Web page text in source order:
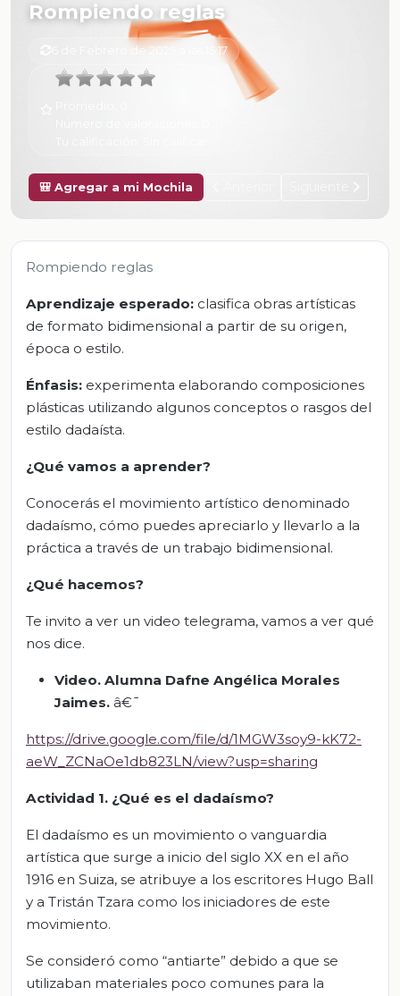
Rompiendo reglas
6 de Febrero de 2025 a las 15:17
🎒 Agregar a mi Mochila
Rompiendo reglas
Aprendizaje esperado: clasifica obras artísticas
de formato bidimensional a partir de su origen,
época o estilo.
Énfasis: experimenta elaborando composiciones
plásticas utilizando algunos conceptos o rasgos del
estilo dadaísta.
¿Qué vamos a aprender?
Conocerás el movimiento artístico denominado
dadaísmo, cómo puedes apreciarlo y llevarlo a la
práctica a través de un trabajo bidimensional.
¿Qué hacemos?
Te invito a ver un video telegrama, vamos a ver qué
nos dice.
Video. Alumna Dafne Angélica Morales
Jaimes. â€¯
https://drive.google.com/file/d/1MGW3soy9-kK72-
aeW_ZCNaOe1db823LN/view?usp=sharing
Actividad 1. ¿Qué es el dadaísmo?
El dadaísmo es un movimiento o vanguardia
artística que surge a inicio del siglo XX en el año
1916 en Suiza, se atribuye a los escritores Hugo Ball
y a Tristán Tzara como los iniciadores de este
movimiento.
Se consideró como “antiarte” debido a que se
utilizaban materiales poco comunes para la